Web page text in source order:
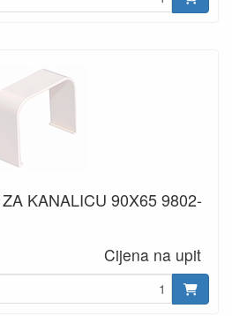
KANALICU 90X65 9802-
Cijena na upit